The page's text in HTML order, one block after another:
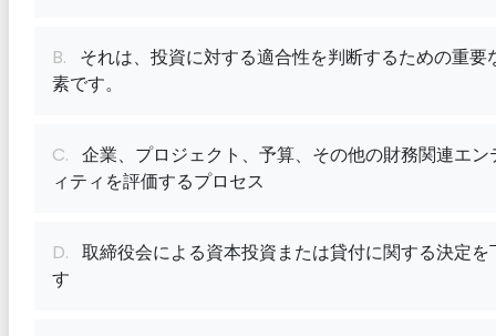
B. それは、投資に対する適合性を判断するための重要
素です。
C. 企業、プロジェクト、予算、その他の財務関連エン
ィティを評価するプロセス
D. 取締役会による資本投資または貸付に関する決定を
す